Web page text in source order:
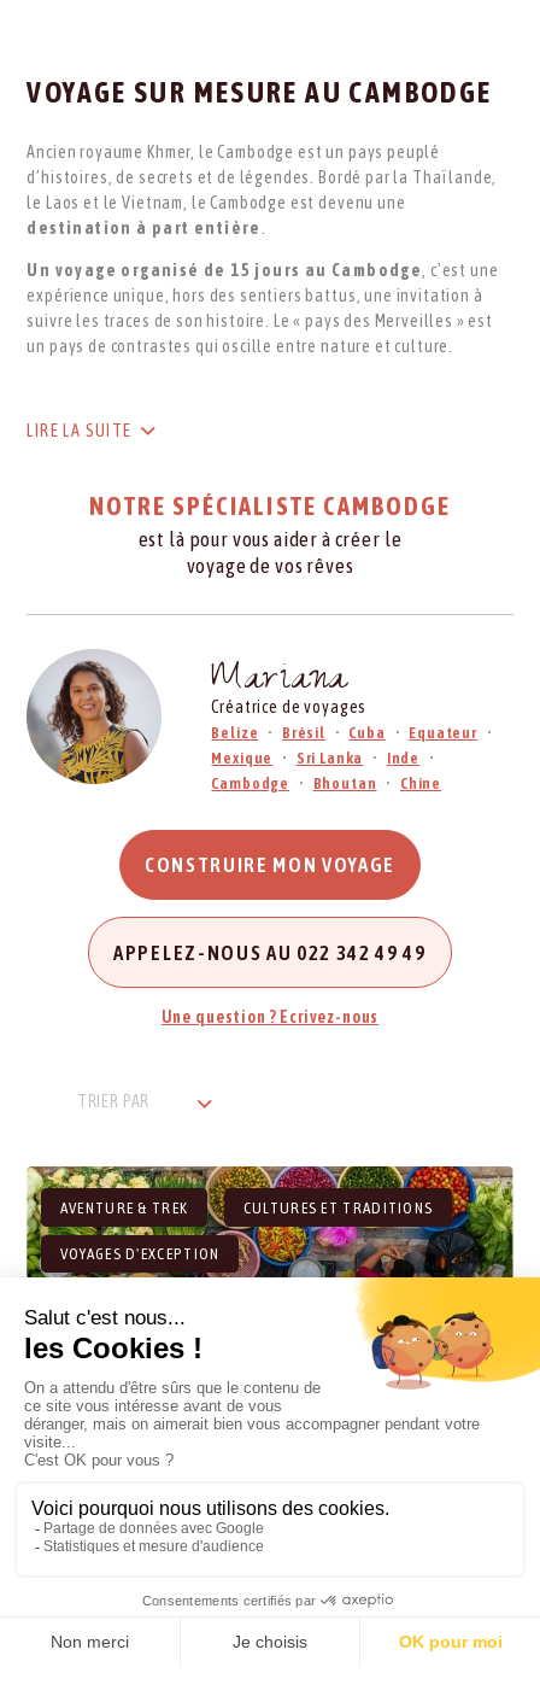
VOYAGE SUR MESURE AU CAMBODGE
Ancien royaume Khmer, le Cambodge est un pays peuplé
d’histoires, de secrets et de légendes. Bordé par la Thaïlande,
le Laos et le Vietnam, le Cambodge est devenu une
destination à part entière
Un voyage organisé de 15 jours au Cambodge
, c’est une
expérience unique, hors des sentiers battus, une invitation à
suivre les traces de son histoire. Le « pays des Merveilles » est
un pays de contrastes qui oscille entre nature et culture.
LIRE LA SUITE
NOTRE SPÉCIALISTE CAMBODGE
est là pour vous aider à créer le
voyage de vos rêves
Mariana
Créatrice de voyages
Belize Brésil Cuba
Equateur
Mexique
Sri Lanka
Inde
Cambodge
Bhoutan Chine
CONSTRUIRE MON VOYAGE
APPELEZ-NOUS AU 022 342 49 49
Une question ? Ecrivez-nous
TRIER PAR
AVENTURE & TREK CULTURES ET TRADITIONS
VOYAGES D'EXCEPTION
15 JOURS
LES JOYAUX DU
MÉKONG : LAOS -
CAMBODGE
- Siem Reap- Battambang
- Phnom Penh
CULTURES ET TRADITIONS
GRANDS ESPACES